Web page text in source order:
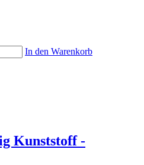
In den Warenkorb
Kunststoff -